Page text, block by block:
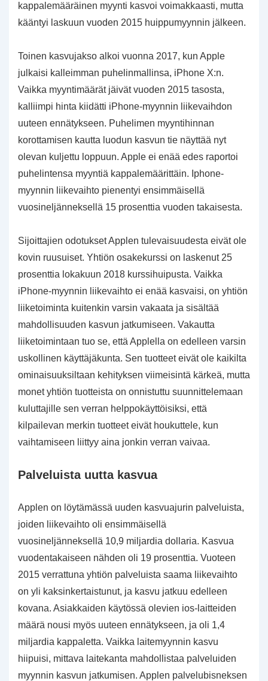
kappalemääräinen myynti kasvoi voimakkaasti, mutta
kääntyi laskuun vuoden 2015 huippumyynnin jälkeen.
Toinen kasvujakso alkoi vuonna 2017, kun Apple
julkaisi kalleimman puhelinmallinsa, iPhone X:n.
Vaikka myyntimäärät jäivät vuoden 2015 tasosta,
kalliimpi hinta kiidätti iPhone-myynnin liikevaihdon
uuteen ennätykseen. Puhelimen myyntihinnan
korottamisen kautta luodun kasvun tie näyttää nyt
olevan kuljettu loppuun. Apple ei enää edes raportoi
puhelintensa myyntiä kappalemäärittäin. Iphone-
myynnin liikevaihto pienentyi ensimmäisellä
vuosineljänneksellä 15 prosenttia vuoden takaisesta.
Sijoittajien odotukset Applen tulevaisuudesta eivät ole
kovin ruusuiset. Yhtiön osakekurssi on laskenut 25
prosenttia lokakuun 2018 kurssihuipusta. Vaikka
iPhone-myynnin liikevaihto ei enää kasvaisi, on yhtiön
liiketoiminta kuitenkin varsin vakaata ja sisältää
mahdollisuuden kasvun jatkumiseen. Vakautta
liiketoimintaan tuo se, että Applella on edelleen varsin
uskollinen käyttäjäkunta. Sen tuotteet eivät ole kaikilta
ominaisuuksiltaan kehityksen viimeisintä kärkeä, mutta
monet yhtiön tuotteista on onnistuttu suunnittelemaan
kuluttajille sen verran helppokäyttöisiksi, että
kilpailevan merkin tuotteet eivät houkuttele, kun
vaihtamiseen liittyy aina jonkin verran vaivaa.
Palveluista uutta kasvua
Applen on löytämässä uuden kasvuajurin palveluista,
joiden liikevaihto oli ensimmäisellä
vuosineljänneksellä 10,9 miljardia dollaria. Kasvua
vuodentakaiseen nähden oli 19 prosenttia. Vuoteen
2015 verrattuna yhtiön palveluista saama liikevaihto
on yli kaksinkertaistunut, ja kasvu jatkuu edelleen
kovana. Asiakkaiden käytössä olevien ios-laitteiden
määrä nousi myös uuteen ennätykseen, ja oli 1,4
miljardia kappaletta. Vaikka laitemyynnin kasvu
hiipuisi, mittava laitekanta mahdollistaa palveluiden
myynnin kasvun jatkumisen. Applen palvelubisneksen